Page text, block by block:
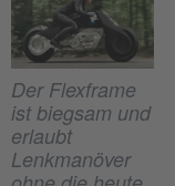
Der Flexframe
ist biegsam und
erlaubt
Lenkmanöver